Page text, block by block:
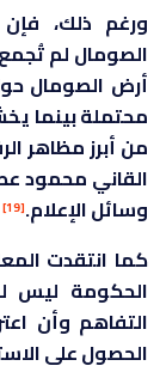
ورغم ذلك،
الصومال لم
أرض الصومال
محتملة بينما
من أبرز مظاهر
القاني محمود
وسائل الإعلام.[19]
كما انتقدت
الحكومة ليس
التفاهم وأن
الحصول على